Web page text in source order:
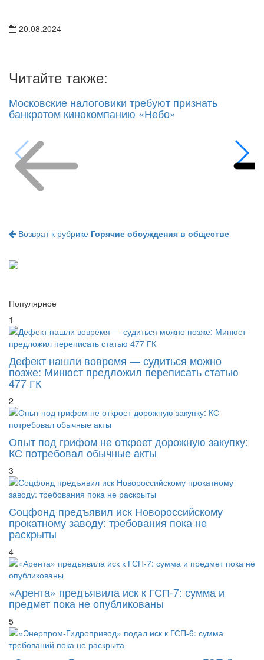
20.08.2024
Читайте также:
Московские налоговики требуют признать
банкротом кинокомпанию «Небо»
Возврат к рубрике Горячие обсуждения в обществе
Популярное
1
Дефект нашли вовремя — судиться можно
позже: Минюст предложил переписать статью
477 ГК
2
Опыт под грифом не откроет дорожную закупку:
КС потребовал обычные акты
3
Соцфонд предъявил иск Новороссийскому
прокатному заводу: требования пока не
раскрыты
4
«Арента» предъявила иск к ГСП-7: сумма и
предмет пока не опубликованы
5